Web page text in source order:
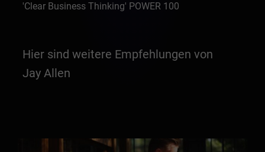
'Clear Business Thinking' POWER 100
Hier sind weitere Empfehlungen von
Jay Allen